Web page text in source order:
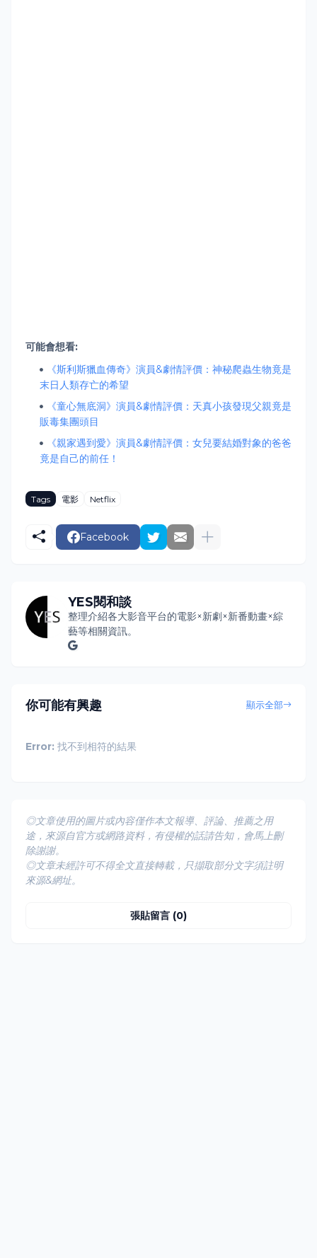
可能會想看:
《斯利斯獵血傳奇》演員&劇情評價：神秘爬蟲生物竟是
末日人類存亡的希望
《童心無底洞》演員&劇情評價：天真小孩發現父親竟是
販毒集團頭目
《親家遇到愛》演員&劇情評價：女兒要結婚對象的爸爸
竟是自己的前任！
Tags 電影 Netflix
Facebook
YES閱和談
整理介紹各大影音平台的電影×新劇×新番動畫×綜
藝等相關資訊。
你可能有興趣 顯示全部
Error: 找不到相符的結果
◎文章使用的圖片或內容僅作本文報導、評論、推薦之用
途，來源自官方或網路資料，有侵權的話請告知，會馬上刪
除謝謝。
◎文章未經許可不得全文直接轉載，只擷取部分文字須註明
來源&網址。
張貼留言 (0)